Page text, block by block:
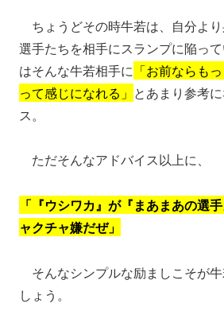
ちょうどその時牛若は、自分よ
選手たちを相手にスランプに陥っ
はそんな牛若相手に 「お前ならも
って感じになれる」 とあまり参考
ス。
ただそんなアドバイス以上に、
「『ウシワカ』が『まあまあの選
ャクチャ嫌だぜ」
そんなシンプルな励ましこそが
しょう。